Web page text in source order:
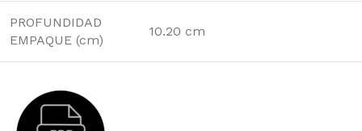
PROFUNDIDAD
EMPAQUE (cm)
10.20 cm